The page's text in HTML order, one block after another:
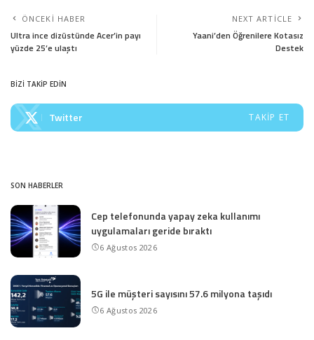
ÖNCEKI HABER
Ultra ince dizüstünde Acer’in payı
yüzde 25’e ulaştı
NEXT ARTICLE
Yaani’den Öğrenilere Kotasız
Destek
BİZİ TAKİP EDİN
Twitter TAKIP ET
SON HABERLER
Cep telefonunda yapay zeka kullanımı
uygulamaları geride bıraktı
6 Ağustos 2026
5G ile müşteri sayısını 57.6 milyona taşıdı
6 Ağustos 2026